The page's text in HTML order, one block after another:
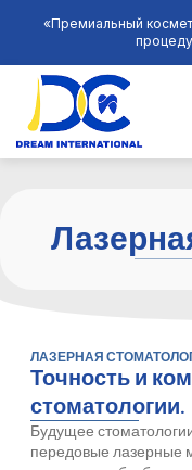
«Премиальный
ЛАЗЕРНАЯ
Точность и
стоматологии.
Будущее
передовые лазерные